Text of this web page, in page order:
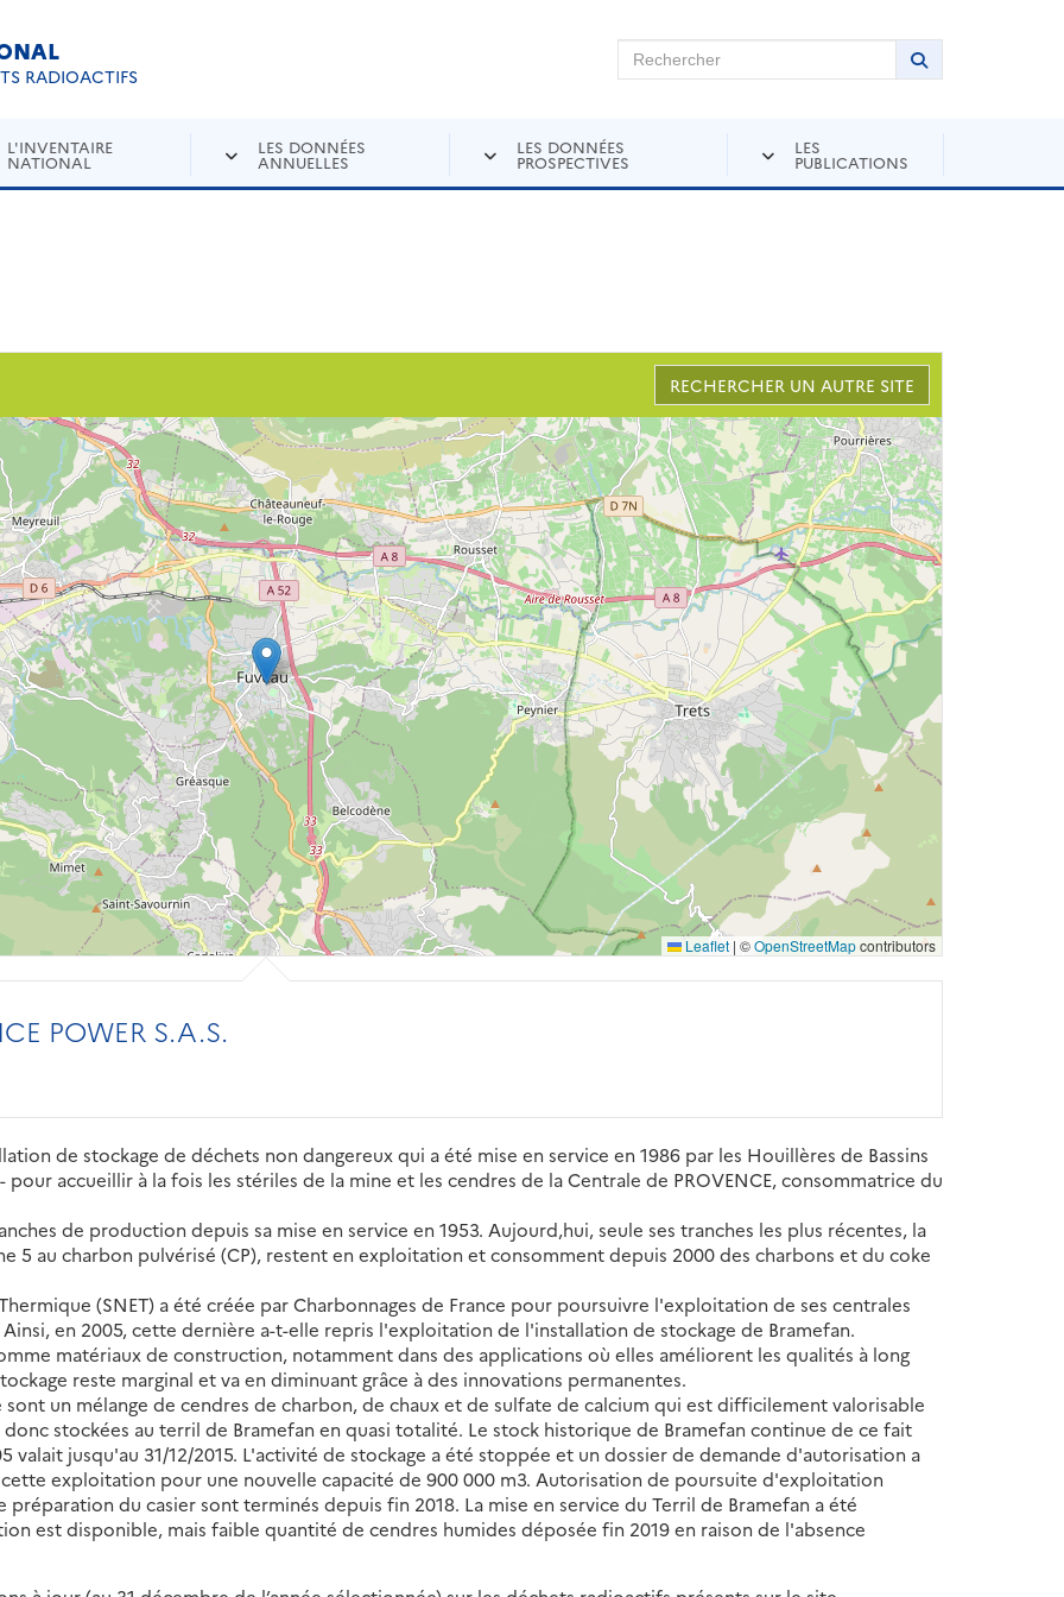
RADIOACTIFS
Rechercher sur Andra Inventaire Rechercher
Lancer la
L'INVENTAIRE
NATIONAL
LES DONNÉES
ANNUELLES
LES DONNÉES
PROSPECTIVES
LES
PUBLICATIONS
RECHERCHER UN AUTRE SITE
Leaflet | ©OpenStreetMapcontributors
POWER S.A.S.
de stockage de déchets non dangereux qui a été mise en service en 1986 par les Houillères de Bassins
accueillir à la fois les stériles de la mine et les cendres de la Centrale de PROVENCE, consommatrice du
de production depuis sa mise en service en 1953. Aujourd,hui, seule ses tranches les plus récentes, la
5 au charbon pulvérisé (CP), restent en exploitation et consomment depuis 2000 des charbons et du coke
(SNET) a été créée par Charbonnages de France pour poursuivre l'exploitation de ses centrales
en 2005, cette dernière a-t-elle repris l'exploitation de l'installation de stockage de Bramefan.
matériaux de construction, notamment dans des applications où elles améliorent les qualités à long
reste marginal et va en diminuant grâce à des innovations permanentes.
un mélange de cendres de charbon, de chaux et de sulfate de calcium qui est difficilement valorisable
stockées au terril de Bramefan en quasi totalité. Le stock historique de Bramefan continue de ce fait
jusqu'au 31/12/2015. L'activité de stockage a été stoppée et un dossier de demande d'autorisation a
exploitation pour une nouvelle capacité de 900 000 m3. Autorisation de poursuite d'exploitation
préparation du casier sont terminés depuis fin 2018. La mise en service du Terril de Bramefan a été
est disponible, mais faible quantité de cendres humides déposée fin 2019 en raison de l'absence